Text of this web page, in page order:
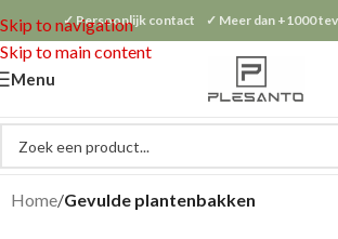
Skip to navigation
Skip to main content
✓ Persoonlijk contact ✓ Meer dan +1000
Menu
Home Gevulde plantenbakken